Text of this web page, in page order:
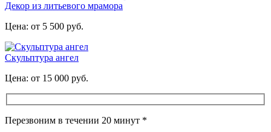
Декор из литьевого мрамора
Цена: от 5 500 руб.
Скульптура ангел
Цена: от 15 000 руб.
Перезвоним в течении 20 минут *